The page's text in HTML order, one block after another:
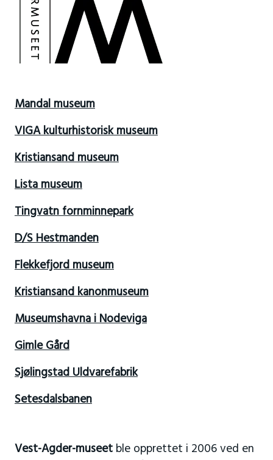
Mandal museum
VIGA kulturhistorisk museum
Kristiansand museum
Lista museum
Tingvatn fornminnepark
D/S Hestmanden
Flekkefjord museum
Kristiansand kanonmuseum
Museumshavna i Nodeviga
Gimle Gård
Sjølingstad Uldvarefabrik
Setesdalsbanen
Vest-Agder-museetble opprettet i 2006 ved en